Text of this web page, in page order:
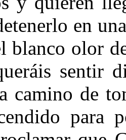
en
blanco olor
sentir
camino de
para